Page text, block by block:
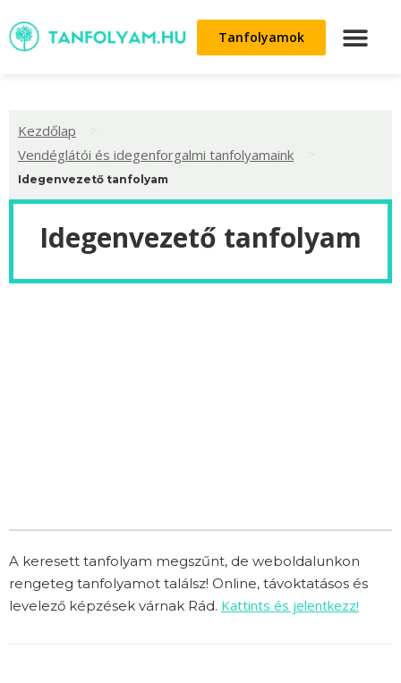
Tanfolyamok
Kezdőlap
Vendéglátói és idegenforgalmi tanfolyamaink
Idegenvezető tanfolyam
Idegenvezető tanfolyam
A keresett tanfolyam megszűnt, de weboldalunkon
rengeteg tanfolyamot találsz! Online, távoktatásos és
levelező képzések várnak Rád. Kattints és jelentkezz!